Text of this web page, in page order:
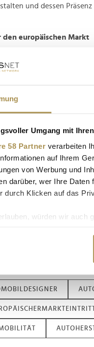
Umgang mit
58 Partner verarbeiten
auf Ihrem
von Werbung und
darüber, wer Ihre
durch Klicken auf das
würden wir auch
darüber, wie Ihre
Cookies, um Inhalte und
auf unsere Website zu
mit weiteren Daten
haben.
und dessen Präsenz
den europäischen Markt
in China und hat in
Mobilität unter
gründete das
Shenlan S7, ein
unterstreichen Changans
zu
zeigt die
zu fassen und das
nutzen. Dieser
auf dem europäischen